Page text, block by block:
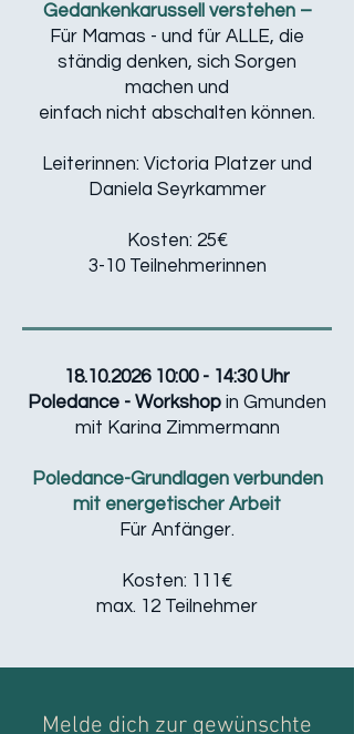
Gedankenkarussell verstehen –
Für Mamas - und für ALLE, die
ständig denken, sich Sorgen
machen und
einfach nicht abschalten können.
Leiterinnen: Victoria Platzer und
Daniela Seyrkammer
​Kosten: 25€
3-10 Teilnehmerinnen
18.10.2026 10:00 - 14:30 Uhr
Poledance - Workshop in Gmunden
mit Karina Zimmermann
Poledance-Grundlagen verbunden
mit energetischer Arbeit
Für Anfänger.
​Kosten: 111€
max. 12 Teilnehmer
Melde dich zur gewünschte